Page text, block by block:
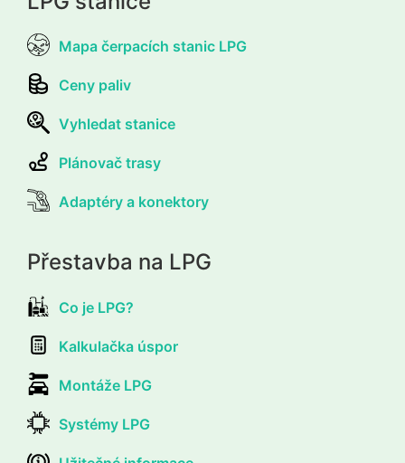
Mapa čerpacích stanic LPG
Ceny paliv
Vyhledat stanice
Plánovač trasy
Adaptéry a konektory
Přestavba na LPG
Co je LPG?
Kalkulačka úspor
Montáže LPG
Systémy LPG